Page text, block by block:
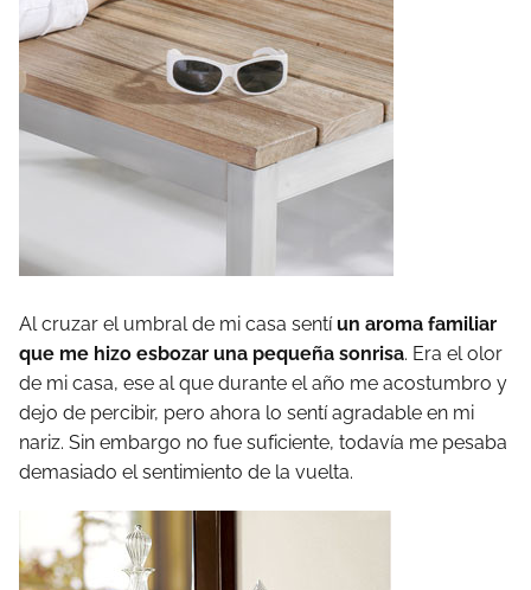
Al cruzar el umbral de mi casa sentíun aroma familiar
que me hizo esbozar una pequeña sonrisa. Era el olor
de mi casa, ese al que durante el año me acostumbro y
dejo de percibir, pero ahora lo sentí agradable en mi
nariz. Sin embargo no fue suficiente, todavía me pesaba
demasiado el sentimiento de la vuelta.